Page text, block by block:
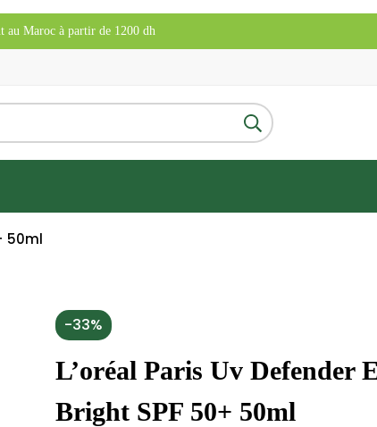
Maroc à partir de 1200 dh
50ml
-33%
L’oréal Paris Uv Defender
Bright SPF 50+ 50ml